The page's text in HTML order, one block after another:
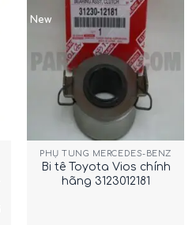
New
PHỤ TÙNG MERCEDES-BENZ
Bi tê Toyota Vios chính
hãng 3123012181